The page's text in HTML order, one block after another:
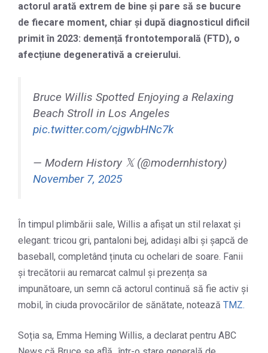
actorul arată extrem de bine și pare să se bucure
de fiecare moment, chiar și după diagnosticul dificil
primit în 2023: demență frontotemporală (FTD), o
afecțiune degenerativă a creierului.
Bruce Willis Spotted Enjoying a Relaxing
Beach Stroll in Los Angeles
pic.twitter.com/cjgwbHNc7k
— Modern History 𝕏 (@modernhistory)
November 7, 2025
În timpul plimbării sale, Willis a afișat un stil relaxat și
elegant: tricou gri, pantaloni bej, adidași albi și șapcă de
baseball, completând ținuta cu ochelari de soare. Fanii
și trecătorii au remarcat calmul și prezența sa
impunătoare, un semn că actorul continuă să fie activ și
mobil, în ciuda provocărilor de sănătate, notează TMZ.
Soția sa, Emma Heming Willis, a declarat pentru ABC